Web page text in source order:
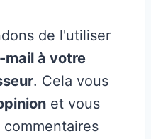
de l'utiliser
mail à votre
. Cela vous
et vous